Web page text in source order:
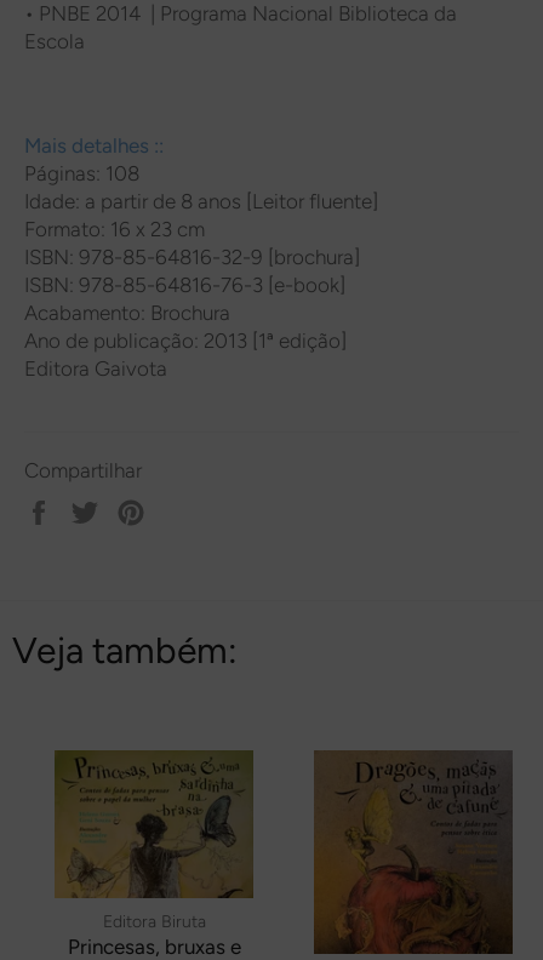
• PNBE 2014 | Programa Nacional Biblioteca da
Escola
Mais detalhes ::
Páginas: 108
Idade: a partir de 8 anos [Leitor fluente]
Formato: 16 x 23 cm
ISBN: 978-85-64816-32-9 [brochura]
ISBN: 978-85-64816-76-3 [e-book]
Acabamento: Brochura
Ano de publicação: 2013 [1ª edição]
Editora Gaivota
Compartilhar
Compartilhar
Tweetar
Veja também:
Editora Biruta
Princesas, bruxas e